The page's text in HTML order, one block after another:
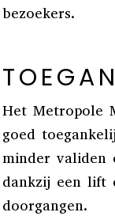
bezoekers.
Het Metropole
goed
minder validen
dankzij een lift
doorgangen.